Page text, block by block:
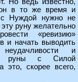
он в то же время и
с Нуждой нужно не
руну желательно
«ревизию»
и начать выводить
и
руны с Силой
это, скорее всего,